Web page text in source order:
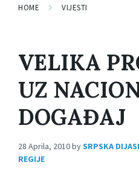
HOME VIJESTI
VELIKA
UZ
DOGAĐAJ
28 Aprila, 2010bySRPSKA
REGIJE